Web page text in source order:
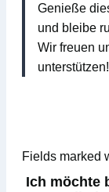
Genieße
und bleibe
Wir freuen
unterstützen!
Fields marked
Ich möchte